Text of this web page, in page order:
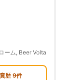
ーム, Beer Volta
歴 9件